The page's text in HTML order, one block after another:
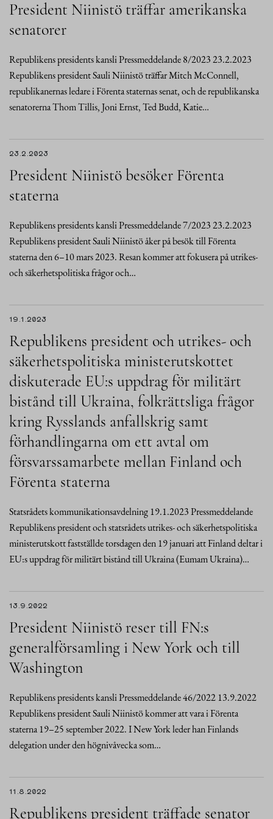
President Niinistö träffar amerikanska
senatorer
Republikens presidents kansli Pressmeddelande 8/2023 23.2.2023
Republikens president Sauli Niinistö träffar Mitch McConnell,
republikanernas ledare i Förenta staternas senat, och de republikanska
senatorerna Thom Tillis, Joni Ernst, Ted Budd, Katie…
23.2.2023
President Niinistö besöker Förenta
staterna
Republikens presidents kansli Pressmeddelande 7/2023 23.2.2023
Republikens president Sauli Niinistö åker på besök till Förenta
staterna den 6–10 mars 2023. Resan kommer att fokusera på utrikes-
och säkerhetspolitiska frågor och…
19.1.2023
Republikens president och utrikes- och
säkerhetspolitiska ministerutskottet
diskuterade EU:s uppdrag för militärt
bistånd till Ukraina, folkrättsliga frågor
kring Rysslands anfallskrig samt
förhandlingarna om ett avtal om
försvarssamarbete mellan Finland och
Förenta staterna
Statsrådets kommunikationsavdelning 19.1.2023 Pressmeddelande
Republikens president och statsrådets utrikes- och säkerhetspolitiska
ministerutskott fastställde torsdagen den 19 januari att Finland deltar i
EU:s uppdrag för militärt bistånd till Ukraina (Eumam Ukraina)…
13.9.2022
President Niinistö reser till FN:s
generalförsamling i New York och till
Washington
Republikens presidents kansli Pressmeddelande 46/2022 13.9.2022
Republikens president Sauli Niinistö kommer att vara i Förenta
staterna 19–25 september 2022. I New York leder han Finlands
delegation under den högnivåvecka som…
11.8.2022
Republikens president träffade senator